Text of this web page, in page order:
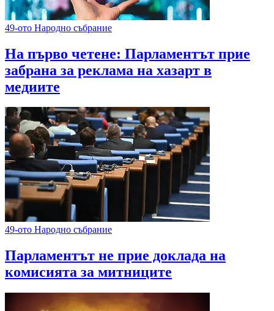
49-ото Народно събрание
На първо четене: Парламентът прие
забрана за реклама на хазарт в
медиите
49-ото Народно събрание
Парламентът не прие доклада на
комисията за митниците